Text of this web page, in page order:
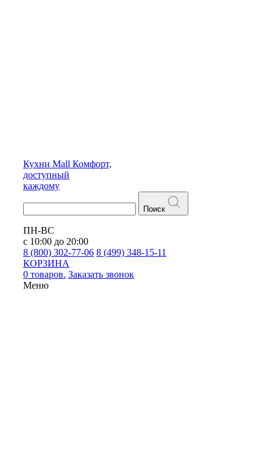
Кухни Mall Комфорт,
доступный
каждому
Поиск
ПН-ВС
с 10:00 до 20:00
8 (800) 302-77-06 8 (499) 348-15-11
КОРЗИНА
0 товаров. Заказать звонок
Меню